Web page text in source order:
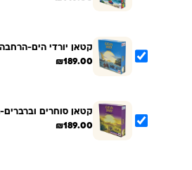
קטאן יורדי הים-הרחבה
₪189.00
קטאן סוחרים
₪189.00